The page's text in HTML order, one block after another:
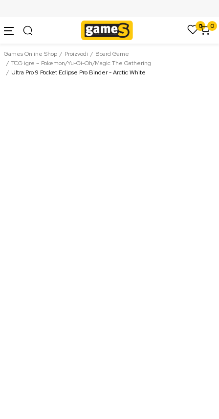
0 0
Games Online Shop Proizvodi
Board Game
TCG igre – Pokemon/Yu-Gi-Oh/Magic The Gathering
Ultra Pro 9 Pocket Eclipse Pro Binder - Arctic White